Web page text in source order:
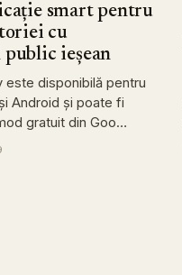
smart pentru
cu
ieşean
este disponibilă pentru
Android și poate fi
gratuit din Goo…